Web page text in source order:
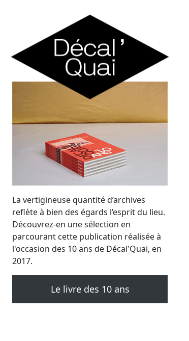
La vertigineuse quantité d’archives
reflète à bien des égards l’esprit du lieu.
Découvrez-en une sélection en
parcourant cette publication réalisée à
l'occasion des 10 ans de Décal'Quai, en
2017.
Le livre des 10 ans